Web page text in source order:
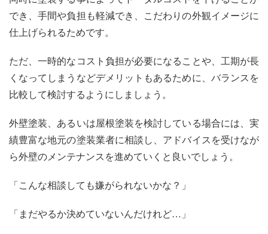
でき、手間や負担も軽減でき、こだわりの外観イメージに
仕上げられるためです。
ただ、一時的なコスト負担が必要になることや、工期が長
くなってしまうなどデメリットもあるために、バランスを
比較して検討するようにしましょう。
外壁塗装、あるいは屋根塗装を検討している場合には、実
績豊富な地元の塗装業者に相談し、アドバイスを受けなが
ら外壁のメンテナンスを進めていくと良いでしょう。
「こんな相談しても嫌がられないかな？」
「まだやるか決めていないんだけれど…」